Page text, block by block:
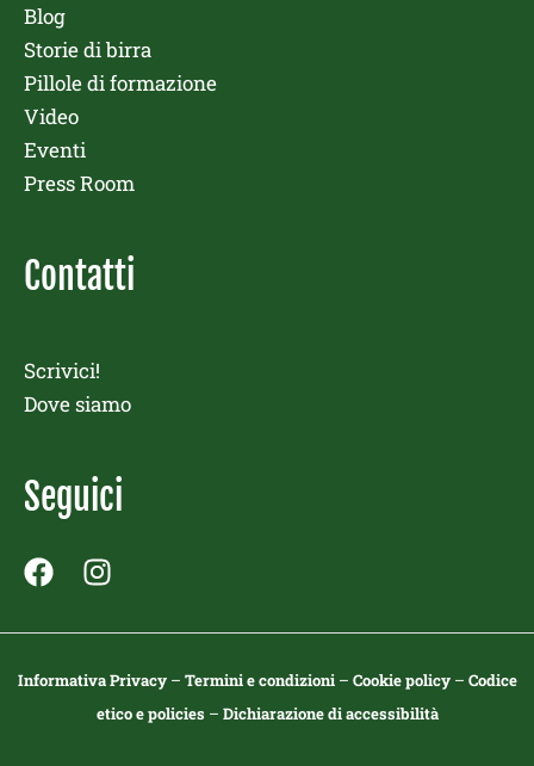
Blog
Storie di birra
Pillole di formazione
Video
Eventi
Press Room
Contatti
Scrivici!
Dove siamo
Seguici
F
c
e
b
I
s
a
g
Informativa Privacy– Termini e condizioni– Cookie policy– Codice
etico e policies – Dichiarazione di accessibilità